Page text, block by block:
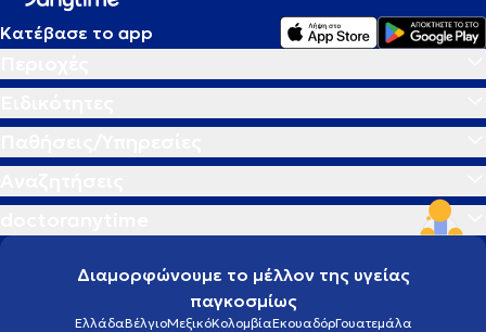
Κατέβασε το app
Διαμορφώνουμε το μέλλον της υγείας
παγκοσμίως
ΕλλάδαΒέλγιοΜεξικόΚολομβίαΕκουαδόρΓουατεμάλα